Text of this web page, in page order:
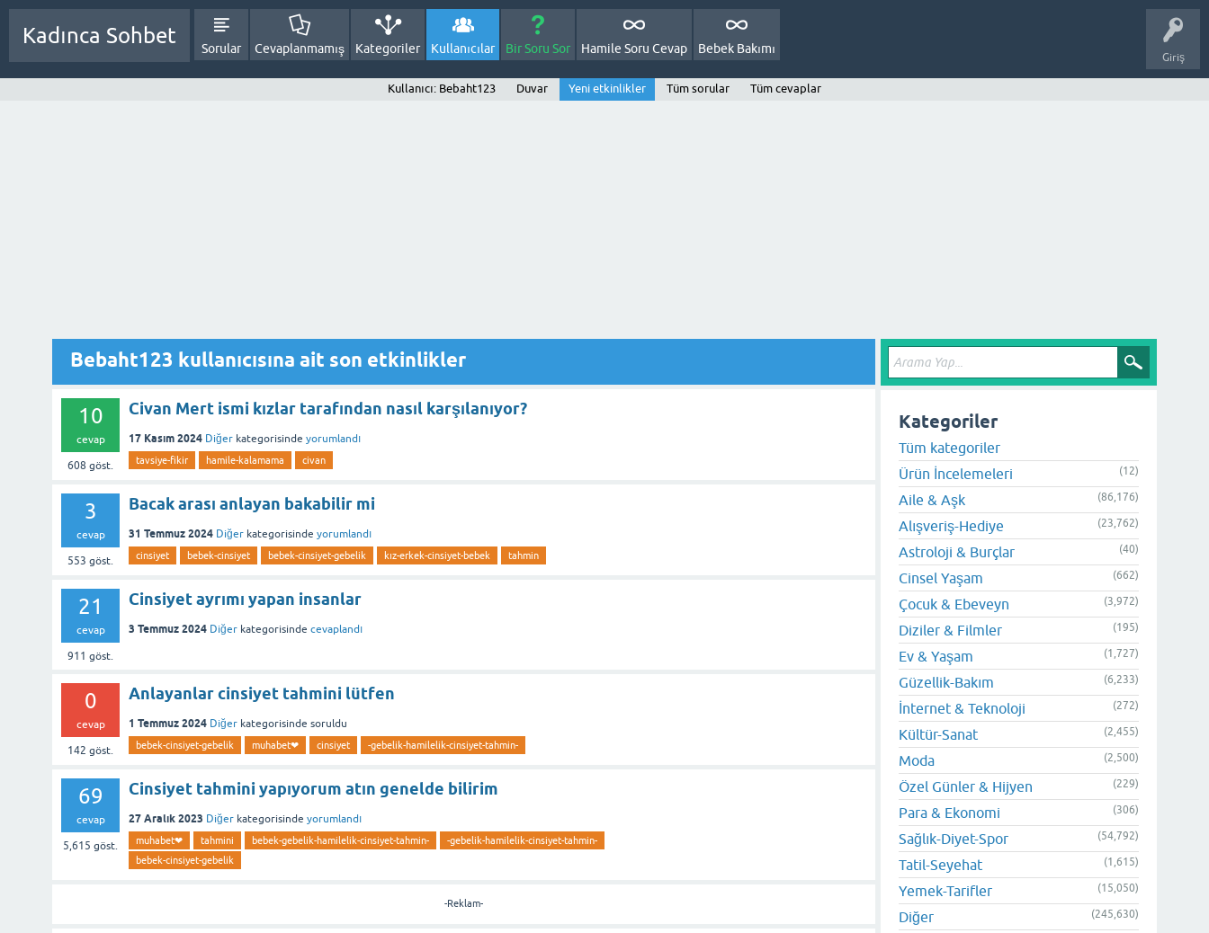
Giriş
Kadınca Sohbet
Sorular Cevaplanmamış Kategoriler Kullanıcılar Bir Soru Sor Hamile Soru Cevap Bebek Bakımı
Kullanıcı: Bebaht123 Duvar Yeni etkinlikler Tüm sorular Tüm cevaplar
Bebaht123 kullanıcısına ait son etkinlikler
10
cevap
608 göst.
Civan Mert ismi kızlar tarafından nasıl karşılanıyor?
17 Kasım 2024 Diğer kategorisinde yorumlandı
tavsiye-fikir hamile-kalamama civan
3
cevap
553 göst.
Bacak arası anlayan bakabilir mi
31 Temmuz 2024 Diğer kategorisinde yorumlandı
cinsiyet bebek-cinsiyet bebek-cinsiyet-gebelik kız-erkek-cinsiyet-bebek tahmin
21
cevap
911 göst.
Cinsiyet ayrımı yapan insanlar
3 Temmuz 2024 Diğer kategorisinde cevaplandı
0
cevap
142 göst.
Anlayanlar cinsiyet tahmini lütfen
1 Temmuz 2024 Diğer kategorisinde soruldu
bebek-cinsiyet-gebelik muhabet❤ cinsiyet -gebelik-hamilelik-cinsiyet-tahmin-
69
cevap
5,615 göst.
Cinsiyet tahmini yapıyorum atın genelde bilirim
27 Aralık 2023 Diğer kategorisinde yorumlandı
muhabet❤ tahmini bebek-gebelik-hamilelik-cinsiyet-tahmin-
-gebelik-hamilelik-cinsiyet-tahmin-
bebek-cinsiyet-gebelik
-Reklam-
Kategoriler
Tüm kategoriler
Ürün İncelemeleri
(12)
Aile & Aşk (86,176)
Alışveriş-Hediye (23,762)
Astroloji & Burçlar (40)
Cinsel Yaşam (662)
Çocuk & Ebeveyn (3,972)
Diziler & Filmler (195)
Ev & Yaşam (1,727)
Güzellik-Bakım (6,233)
İnternet & Teknoloji (272)
Kültür-Sanat (2,455)
Moda (2,500)
Özel Günler & Hijyen (229)
Para & Ekonomi (306)
Sağlık-Diyet-Spor (54,792)
Tatil-Seyehat (1,615)
Yemek-Tarifler (15,050)
Diğer (245,630)